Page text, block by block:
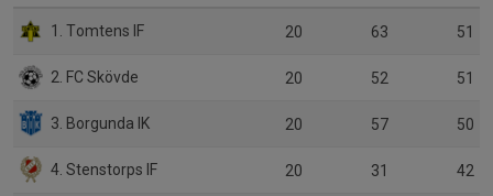
1. Tomtens IF 20 63 51
2. FC Skövde 20 52 51
3. Borgunda IK 20 57 50
4. Stenstorps IF 20 31 42